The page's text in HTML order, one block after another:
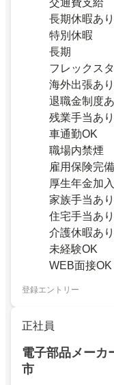
長期休暇あり
特別休暇
長期
フレックス
海外出張あり
退職金制度
残業手当あり
車通勤OK
職場内禁煙
雇用保険完備
厚生年金加入
家族手当あり
住宅手当あり
介護休暇あり
未経験OK
WEB面接OK
登録エントリー
正社員
電子部品メーカ
市